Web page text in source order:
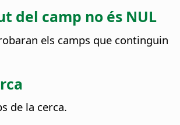
del camp no és NUL
els camps que continguin
de la cerca.